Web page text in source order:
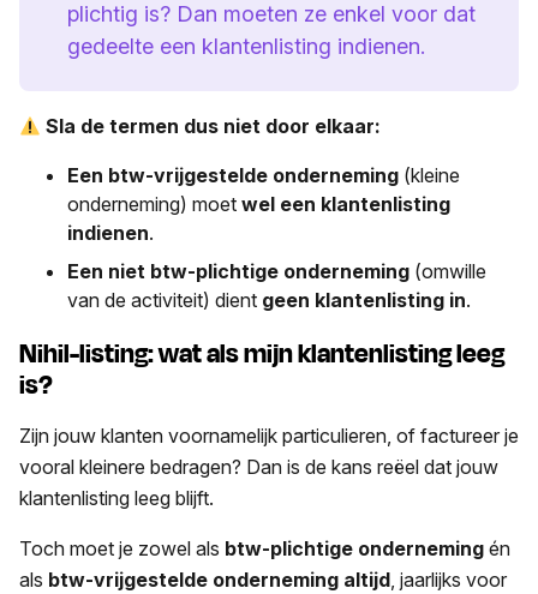
plichtig is? Dan moeten ze enkel voor dat
gedeelte een klantenlisting indienen.
Sla de termen dus niet door elkaar:
Een btw-vrijgestelde onderneming (kleine
onderneming) moet wel een klantenlisting
indienen.
Een niet btw-plichtige onderneming (omwille
van de activiteit) dient geen klantenlisting in.
Nihil-listing: wat als mijn klantenlisting leeg
is?
Zijn jouw klanten voornamelijk particulieren, of factureer je
vooral kleinere bedragen? Dan is de kans reëel dat jouw
klantenlisting leeg blijft.
Toch moet je zowel als btw-plichtige onderneming én
als btw-vrijgestelde onderneming altijd, jaarlijks voor